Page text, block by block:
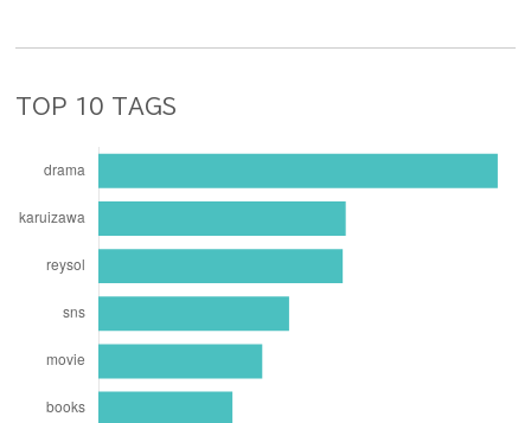
TOP 10 TAGS